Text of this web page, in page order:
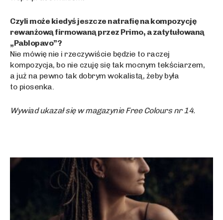
Czyli może kiedyś jeszcze natrafię na kompozycję
rewanżową firmowaną przez Primo, a zatytułowaną
„Pablopavo”?
Nie mówię nie i rzeczywiście będzie to raczej
kompozycja, bo nie czuję się tak mocnym tekściarzem,
a już na pewno tak dobrym wokalistą, żeby była
to piosenka.
Wywiad ukazał się w magazynie Free Colours nr 14.